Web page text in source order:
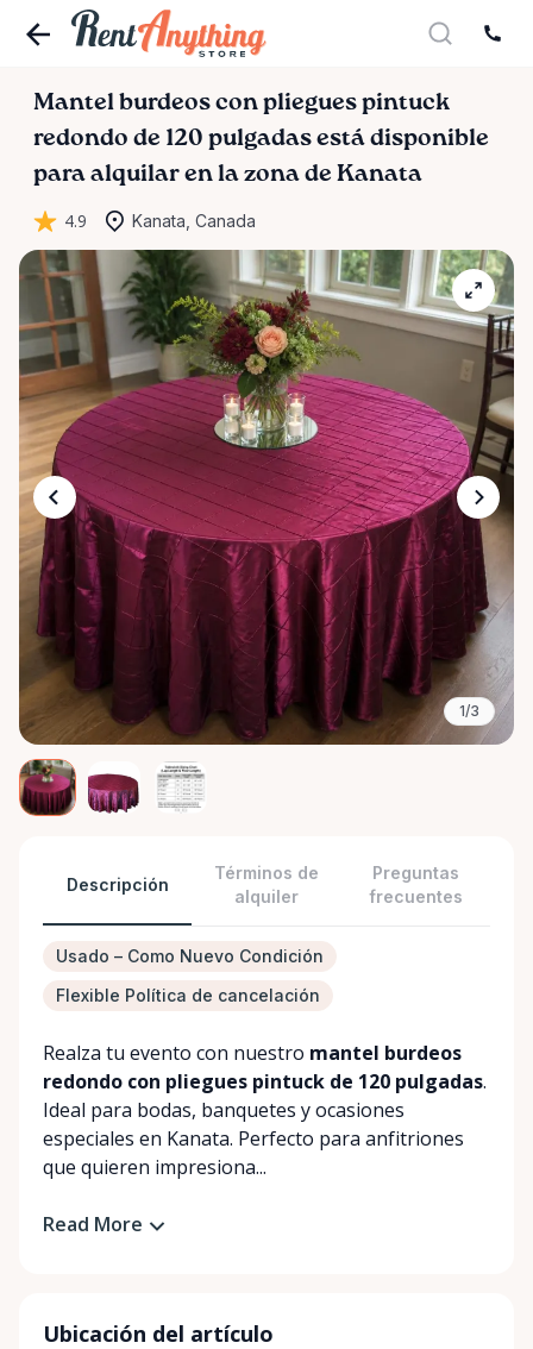
Mantel burdeos con pliegues pintuck
redondo de 120 pulgadas está disponible
para alquilar en la zona de Kanata
4.9 Kanata, Canada
1/3
Descripción
Términos de
alquiler
Preguntas
frecuentes
Usado – Como Nuevo Condición
Flexible Política de cancelación
Realza tu evento con nuestro mantel burdeos
redondo con pliegues pintuck de 120 pulgadas.
Ideal para bodas, banquetes y ocasiones
especiales en Kanata. Perfecto para anfitriones
que quieren impresiona...
Read More
Ubicación del artículo